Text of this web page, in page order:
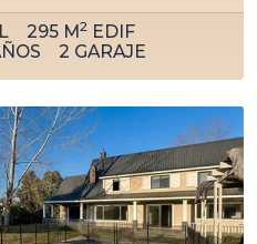
295M2EDIF
2 GARAJE